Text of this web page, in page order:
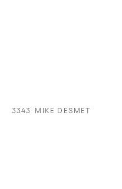
3343 MIKE DESMET